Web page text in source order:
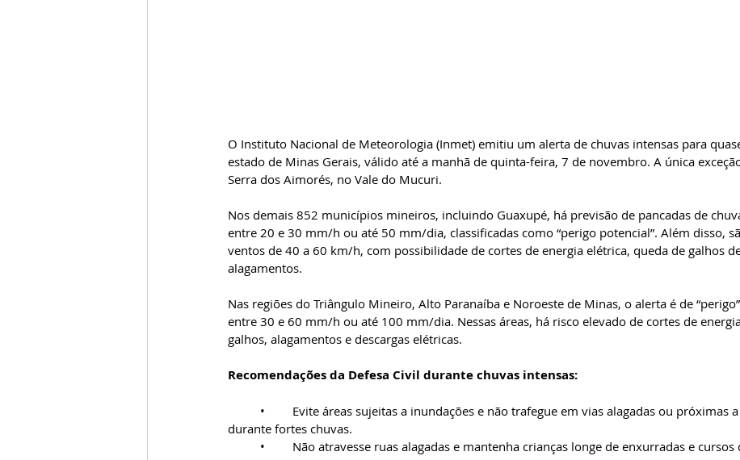
O Instituto Nacional de Meteorologia (Inmet) emitiu um alerta de chuvas intensas para
estado de Minas Gerais, válido até a manhã de quinta-feira, 7 de novembro. A única
Serra dos Aimorés, no Vale do Mucuri.
Nos demais 852 municípios mineiros, incluindo Guaxupé, há previsão de pancadas de
entre 20 e 30 mm/h ou até 50 mm/dia, classificadas como “perigo potencial”. Além disso,
ventos de 40 a 60 km/h, com possibilidade de cortes de energia elétrica, queda de galhos
alagamentos.
Nas regiões do Triângulo Mineiro, Alto Paranaíba e Noroeste de Minas, o alerta é de
entre 30 e 60 mm/h ou até 100 mm/dia. Nessas áreas, há risco elevado de cortes de
galhos, alagamentos e descargas elétricas.
Recomendações da Defesa Civil durante chuvas intensas:
durante fortes chuvas.
•	Não atravesse ruas alagadas e mantenha crianças longe de enxurradas e cursos